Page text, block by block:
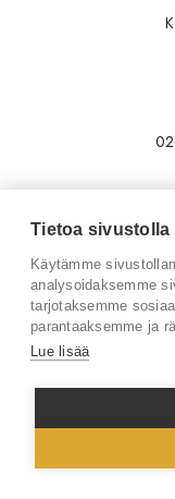
Tietoa sivustolla
Käytämme
analysoidaksemme
tarjotaksemme
parantaaksemme ja
Lue lisää